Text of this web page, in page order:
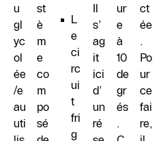
u
gl
yc
ol
ée
/e
au
uti
st
è
m
e
co
m
po
sé
L
e
ci
rc
ui
t
fri
g
Il
s’
ag
it
ici
d’
un
ré
ur
e
à
10
de
gr
és
.
ct
ée
.
Po
ur
ce
fai
re,